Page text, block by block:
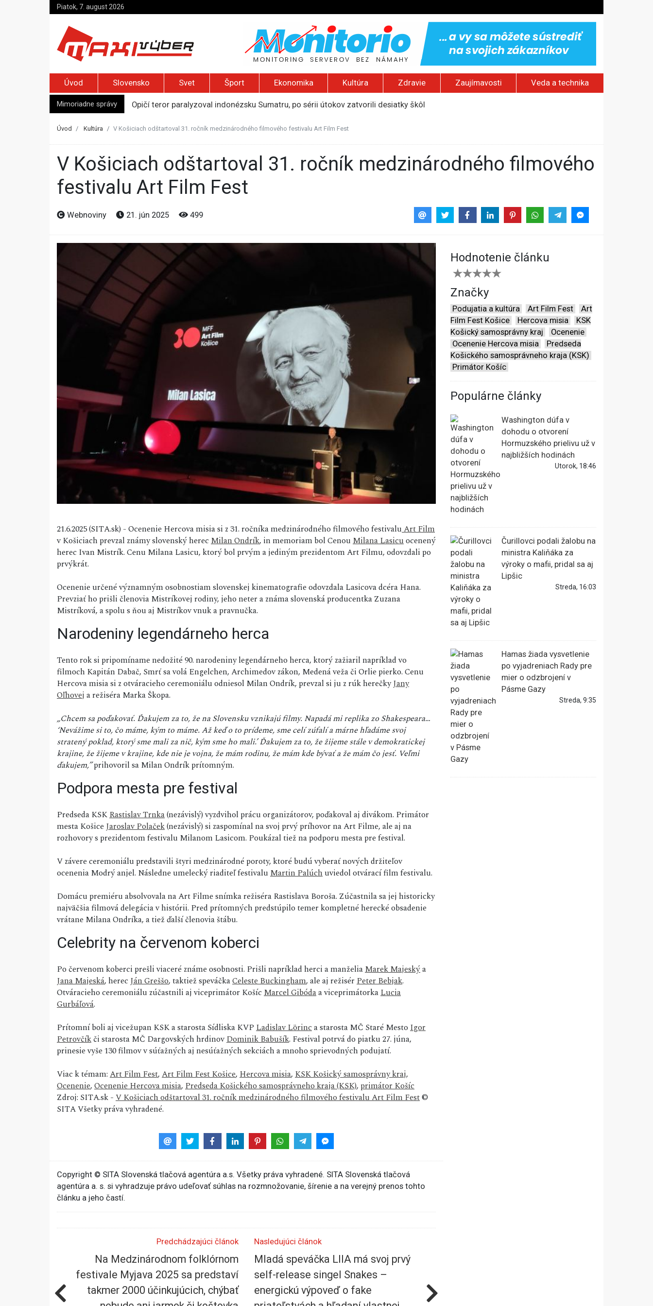
Piatok, 7. august 2026
Úvod Slovensko Svet Šport Ekonomika Kultúra Zdravie Zaujímavosti Veda a technika
Mimoriadne správy
Opičí teror paralyzoval indonézsku Sumatru, po sérii útokov zatvorili desiatky škôl
Ukrajinské drony zasiahli logistické centrum spoločnosti Wildberries pri ruskom Jekaterinburgu
Úvod Kultúra V Košiciach odštartoval 31. ročník medzinárodného filmového festivalu Art Film Fest
V Košiciach odštartoval 31. ročník medzinárodného filmového
festivalu Art Film Fest
Webnoviny 21. jún 2025 499
21.6.2025 (SITA.sk) - Ocenenie Hercova misia si z 31. ročníka medzinárodného filmového festivaluArt Film
v Košiciach prevzal známy slovenský herecMilan Ondrík, in memoriam bol CenouMilana Lasicuocenený
herec Ivan Mistrík. Cenu Milana Lasicu, ktorý bol prvým a jediným prezidentom Art Filmu, odovzdali po
prvýkrát.
Ocenenie určené významným osobnostiam slovenskej kinematografie odovzdala Lasicova dcéra Hana.
Prevziať ho prišli členovia Mistríkovej rodiny, jeho neter a známa slovenská producentka Zuzana
Mistríková, a spolu s ňou aj Mistríkov vnuk a pravnučka.
Narodeniny legendárneho herca
Tento rok si pripomíname nedožité 90. narodeniny legendárneho herca, ktorý zažiaril napríklad vo
filmoch Kapitán Dabač, Smrť sa volá Engelchen, Archimedov zákon, Medená veža či Orlie pierko. Cenu
Hercova misia si z otváracieho ceremoniálu odniesol Milan Ondrík, prevzal si ju z rúk herečkyJany
Oľhoveja režiséra Marka Škopa.
„Chcem sa poďakovať. Ďakujem za to, že na Slovensku vznikajú filmy. Napadá mi replika zo Shakespeara…
‘Nevážime si to, čo máme, kým to máme. Až keď o to prídeme, sme celí zúfalí a márne hľadáme svoj
stratený poklad, ktorý sme mali za nič, kým sme ho mali.’ Ďakujem za to, že žijeme stále v demokratickej
krajine, že žijeme v krajine, kde nie je vojna, že mám rodinu, že mám kde bývať a že mám čo jesť. Veľmi
ďakujem,”prihovoril sa Milan Ondrík prítomným.
Podpora mesta pre festival
Predseda KSKRastislav Trnka(nezávislý) vyzdvihol prácu organizátorov, poďakoval aj divákom. Primátor
mesta KošiceJaroslav Polaček(nezávislý) si zaspomínal na svoj prvý príhovor na Art Filme, ale aj na
rozhovory s prezidentom festivalu Milanom Lasicom. Poukázal tiež na podporu mesta pre festival.
V závere ceremoniálu predstavili štyri medzinárodné poroty, ktoré budú vyberať nových držiteľov
ocenenia Modrý anjel. Následne umelecký riaditeľ festivaluMartin Palúchuviedol otvárací film festivalu.
Domácu premiéru absolvovala na Art Filme snímka režiséra Rastislava Boroša. Zúčastnila sa jej historicky
najväčšia filmová delegácia v histórii. Pred prítomných predstúpilo temer kompletné herecké obsadenie
vrátane Milana Ondríka, a tiež ďalší členovia štábu.
Celebrity na červenom koberci
Po červenom koberci prešli viaceré známe osobnosti. Prišli napríklad herci a manželiaMarek Majeskýa
Jana Majeská, herecJán Greššo, taktiež speváčkaCeleste Buckingham, ale aj režisérPeter Bebjak.
Otváracieho ceremoniálu zúčastnili aj viceprimátor KošícMarcel Gibódaa viceprimátorkaLucia
Gurbáľová.
Prítomní boli aj vicežupan KSK a starosta Sídliska KVPLadislav Lörinca starosta MČ Staré MestoIgor
Petrovčíkči starosta MČ Dargovských hrdinovDominik Babušík. Festival potrvá do piatku 27. júna,
prinesie vyše 130 filmov v súťažných aj nesúťažných sekciách a mnoho sprievodných podujatí.
Viac k témam:Art Film Fest,Art Film Fest Košice,Hercova misia,KSK Košický samosprávny kraj,
Ocenenie,Ocenenie Hercova misia,Predseda Košického samosprávneho kraja (KSK), primátor Košíc
Zdroj: SITA.sk -V Košiciach odštartoval 31. ročník medzinárodného filmového festivalu Art Film Fest©
SITA Všetky práva vyhradené.
Hodnotenie článku
Značky
Podujatia a kultúra Art Film Fest
Art
Film Fest Košice
Hercova misia
KSK
Košický samosprávny kraj
Ocenenie
Ocenenie Hercova misia
Predseda
Košického samosprávneho kraja (KSK)
Primátor Košíc
Populárne články
Washington dúfa v
dohodu o otvorení
Hormuzského prielivu už v
najbližších hodinách
Utorok, 18:46
Čurillovci podali žalobu na
ministra Kaliňáka za
výroky o mafii, pridal sa aj
Lipšic
Streda, 16:03
Hamas žiada vysvetlenie
po vyjadreniach Rady pre
mier o odzbrojení v
Pásme Gazy
Streda, 9:35
Copyright © SITA Slovenská tlačová agentúra a.s. Všetky práva vyhradené. SITA Slovenská tlačová
agentúra a. s. si vyhradzuje právo udeľovať súhlas na rozmnožovanie, šírenie a na verejný prenos tohto
článku a jeho častí.
Predchádzajúci článok
Na Medzinárodnom folklórnom
festivale Myjava 2025 sa predstaví
takmer 2000 účinkujúcich, chýbať
Nasledujúci článok
Mladá speváčka LIIA má svoj prvý
self-release singel Snakes –
energickú výpoveď o fake